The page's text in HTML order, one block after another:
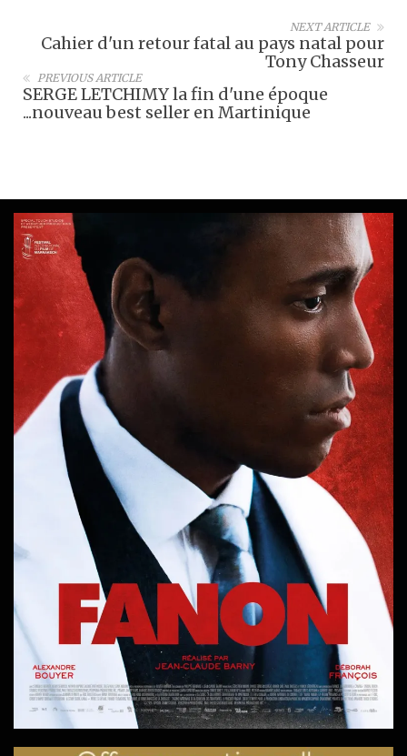
NEXT ARTICLE
Cahier d'un retour fatal au pays natal pour
Tony Chasseur
PREVIOUS ARTICLE
SERGE LETCHIMY la fin d'une époque
...nouveau best seller en Martinique